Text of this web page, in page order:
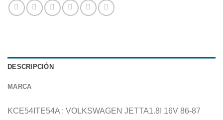
DESCRIPCIÓN
MARCA
KCE54ITE54A : VOLKSWAGEN JETTA1.8I 16V 86-87